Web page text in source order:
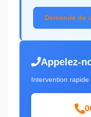
Demande de
Appelez-
Intervention